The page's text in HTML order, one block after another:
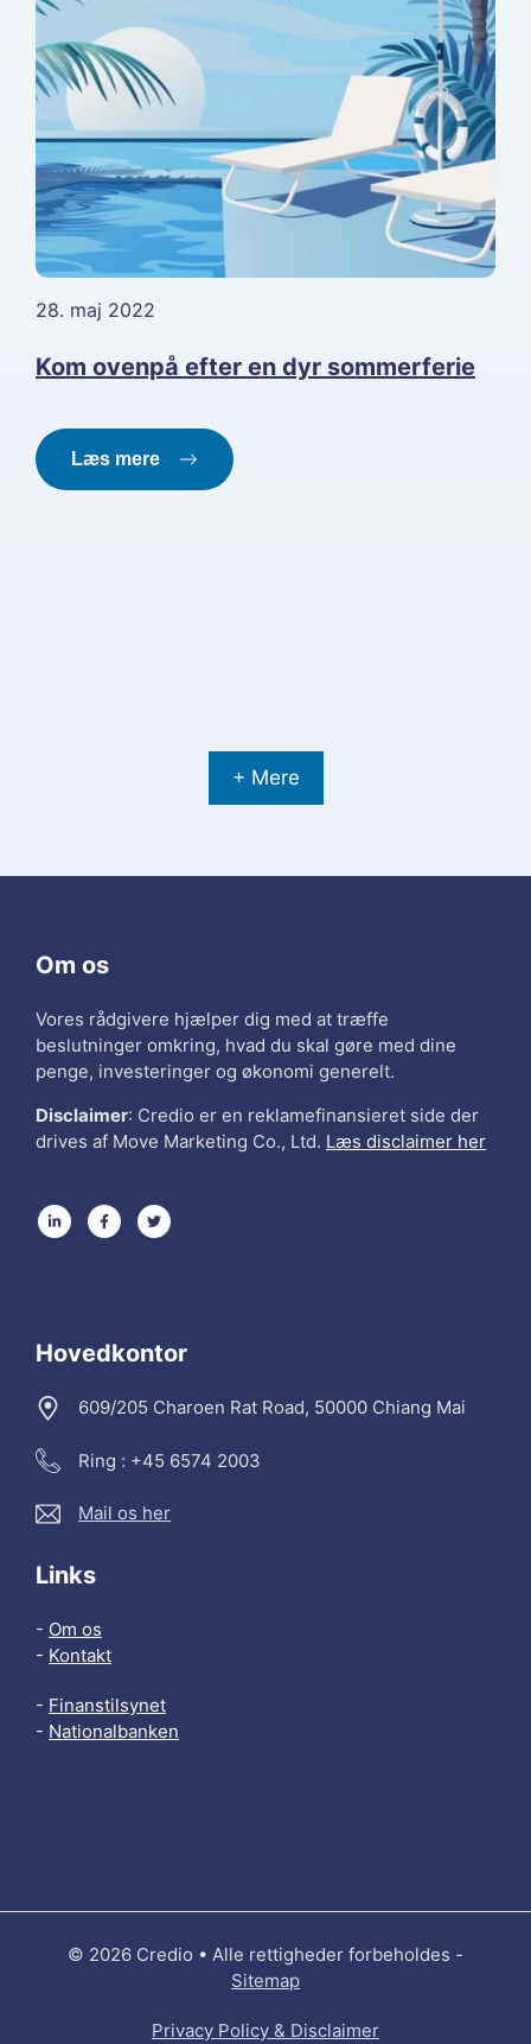
28. maj 2022
Kom ovenpå efter en dyr sommerferie
Læs mere
+ Mere
Om os
Vores rådgivere hjælper dig med at træffe
beslutninger omkring, hvad du skal gøre med dine
penge, investeringer og økonomi generelt.
Disclaimer: Credio er en reklamefinansieret side der
drives af Move Marketing Co., Ltd. Læs disclaimer her
Hovedkontor
609/205 Charoen Rat Road, 50000 Chiang Mai
Ring : +45 6574 2003
Mail os her
Links
- Om os
- Kontakt
- Finanstilsynet
- Nationalbanken
© 2026 Credio • Alle rettigheder forbeholdes -
Sitemap
Privacy Policy & Disclaimer